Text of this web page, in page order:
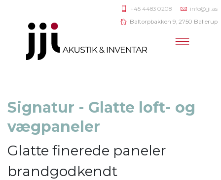
+45 4483 0208
info@jji.as
Baltorpbakken 9, 2750 Ballerup
Signatur - Glatte loft- og
vægpaneler
Glatte finerede paneler
brandgodkendt